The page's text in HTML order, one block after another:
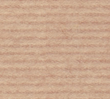
φέρνοντας
στον πλανήτη